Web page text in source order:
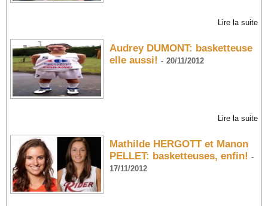
Lire la suite
Audrey DUMONT: basketteuse
elle aussi! - 20/11/2012
Lire la suite
Mathilde HERGOTT et Manon
PELLET: basketteuses, enfin! -
17/11/2012